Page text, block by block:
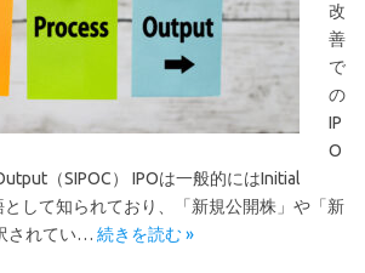
改
善
で
の
IP
O
（SIPOC） IPOは一般的にはInitial
して知られており、「新規公開株」や「新
されてい… 続きを読む »